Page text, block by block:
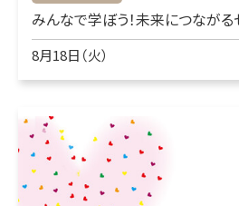
みんなで学ぼう！未来につなが
8月18日（火）